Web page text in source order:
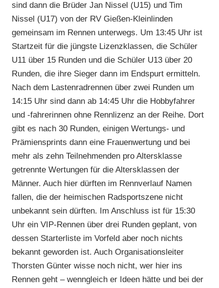
sind dann die Brüder Jan Nissel (U15) und Tim
Nissel (U17) von der RV Gießen-Kleinlinden
gemeinsam im Rennen unterwegs. Um 13:45 Uhr ist
Startzeit für die jüngste Lizenzklassen, die Schüler
U11 über 15 Runden und die Schüler U13 über 20
Runden, die ihre Sieger dann im Endspurt ermitteln.
Nach dem Lastenradrennen über zwei Runden um
14:15 Uhr sind dann ab 14:45 Uhr die Hobbyfahrer
und -fahrerinnen ohne Rennlizenz an der Reihe. Dort
gibt es nach 30 Runden, einigen Wertungs- und
Prämiensprints dann eine Frauenwertung und bei
mehr als zehn Teilnehmenden pro Altersklasse
getrennte Wertungen für die Altersklassen der
Männer. Auch hier dürften im Rennverlauf Namen
fallen, die der heimischen Radsportszene nicht
unbekannt sein dürften. Im Anschluss ist für 15:30
Uhr ein VIP-Rennen über drei Runden geplant, von
dessen Starterliste im Vorfeld aber noch nichts
bekannt geworden ist. Auch Organisationsleiter
Thorsten Günter wisse noch nicht, wer hier ins
Rennen geht – wenngleich er Ideen hätte und bei der